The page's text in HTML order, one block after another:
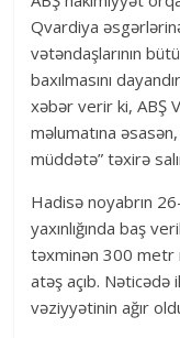
Qvardiya
vətəndaşlarının
baxılmasını
xəbər verir ki, ABŞ
məlumatına
müddətə” təxirə
Hadisə noyabrın
yaxınlığında baş
təxminən 300 metr
atəş açıb. Nəticədə
vəziyyətinin ağır